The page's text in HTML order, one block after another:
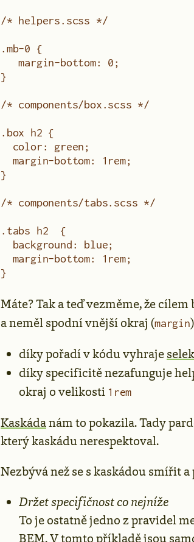
/* helpers.scss */
.mb-0 {
   margin-bottom: 0;
}
/* components/box.scss */
.box h2 {
  color: green;
  margin-bottom: 1rem;
}
/* components/tabs.scss */
.tabs h2  {
  background: blue;
  margin-bottom: 1rem;
}
Máte? Tak a teď vezměme, že cílem
a neměl spodní vnější okraj (margin
díky pořadí v kódu vyhraje
díky specificitě nezafunguje
okraj o velikosti 1rem
Kaskádanám to pokazila. Tady
který kaskádu nerespektoval.
Nezbývá než se s kaskádou smířit
Držet specifičnost co nejníže
To je ostatně jedno z pravidel
BEM. V tomto příkladě jsou